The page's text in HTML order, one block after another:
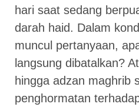
hari saat sedang
darah haid. Dalam
muncul pertanyaan,
langsung dibatalkan?
hingga adzan maghrib
penghormatan